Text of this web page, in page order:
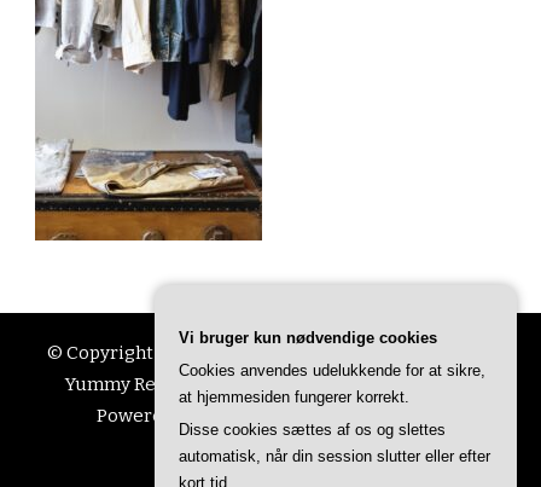
© Copyright 2026 Ting Til Livet
. All Rights Reserved.
Yummy Recipe | Developed By
Powered by
Vi bruger kun nødvendige cookies
Cookies anvendes udelukkende for at sikre,
at hjemmesiden fungerer korrekt.
Disse cookies sættes af os og slettes
automatisk, når din session slutter eller efter
kort tid.